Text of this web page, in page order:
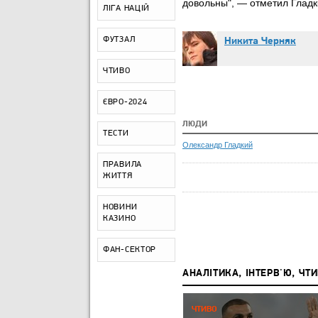
ЛІГА НАЦІЙ
ФУТЗАЛ
ЧТИВО
ЄВРО-2024
ТЕСТИ
ПРАВИЛА
ЖИТТЯ
НОВИНИ
КАЗИНО
ФАН-СЕКТОР
довольны", — отметил
Никита Черняк
ЛЮДИ
Олександр Гладкий
АНАЛІТИКА, ІНТЕРВ'Ю,
ЧТИВО